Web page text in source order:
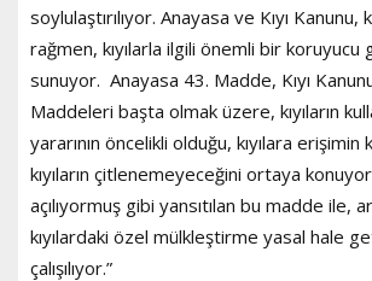
soylulaştırılıyor. Anayasa ve Kıyı
rağmen, kıyılarla ilgili önemli bir koruyucu
sunuyor. Anayasa 43. Madde, Kıyı
Maddeleri başta olmak üzere, kıyıların
yararının öncelikli olduğu, kıyılara erişimin
kıyıların çitlenemeyeceğini ortaya
açılıyormuş gibi yansıtılan bu madde ile,
kıyılardaki özel mülkleştirme yasal hale
çalışılıyor.”